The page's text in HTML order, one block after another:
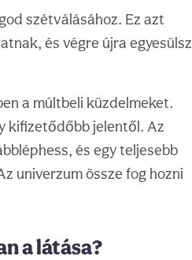
szétválásához. Ez azt
és végre újra egyesülsz
a múltbeli küzdelmeket.
kifizetődőbb jelentől. Az
és egy teljesebb
univerzum össze fog hozni
a látása?